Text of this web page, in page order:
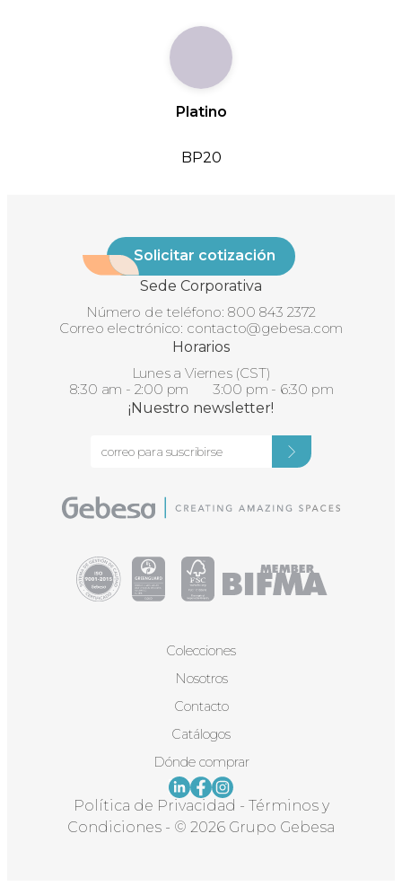
Platino
BP20
Solicitar cotización
Sede Corporativa
Número de teléfono: 800 843 2372
Correo electrónico: contacto@gebesa.com
Horarios
Lunes a Viernes (CST)
8:30 am - 2:00 pm 3:00 pm - 6:30 pm
¡Nuestro newsletter!
Colecciones
Nosotros
Contacto
Catálogos
Dónde comprar
Política de Privacidad - Términos y
Condiciones - © 2026 Grupo Gebesa